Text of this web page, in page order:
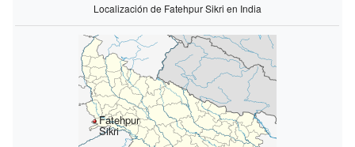
Localización de Fatehpur Sikri en India
Fatehpur
Sikri